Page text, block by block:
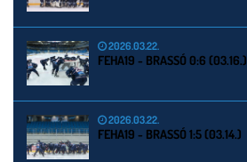
2026.03.22.
FEHA19 - BRASSÓ 0:6 (03.16.)
2026.03.22.
FEHA19 - BRASSÓ 1:5 (03.14.)